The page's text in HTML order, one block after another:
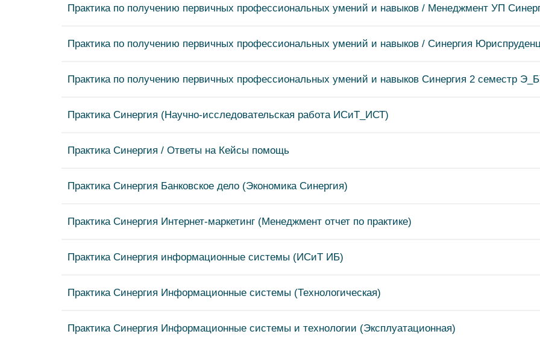
Практика по получению первичных профессиональных умений и навыков / Менеджмент УП
Практика по получению первичных профессиональных умений и навыков / Синергия
Практика по получению первичных профессиональных умений и навыков Синергия 2 семестр
Практика Синергия (Научно-исследовательская работа ИСиТ_ИСТ)
Практика Синергия / Ответы на Кейсы помощь
Практика Синергия Банковское дело (Экономика Синергия)
Практика Синергия Интернет-маркетинг (Менеджмент отчет по практике)
Практика Синергия информационные системы (ИСиТ ИБ)
Практика Синергия Информационные системы (Технологическая)
Практика Синергия Информационные системы и технологии (Эксплуатационная)